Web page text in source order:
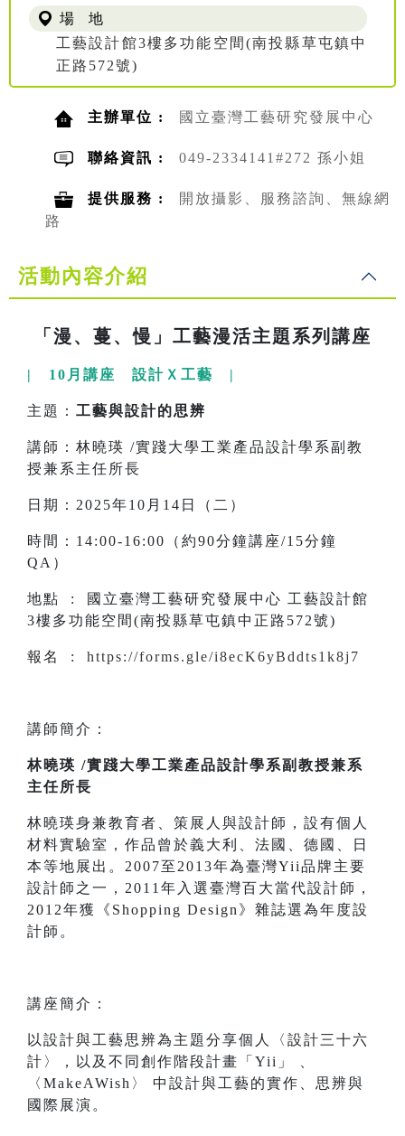
場 地
工藝設計館3樓多功能空間(南投縣草屯鎮中
正路572號)
主辦單位 : 國立臺灣工藝研究發展中心
聯絡資訊 : 049-2334141#272 孫小姐
提供服務 :
開放攝影、服務諮詢、無線網
路
活動內容介紹
「漫、蔓、慢」工藝漫活主題系列講座
| 10月講座 設計Ｘ工藝 |
主題： 工藝與設計的思辨
講師：林曉瑛 /實踐大學工業產品設計學系副教
授兼系主任所長
日期：2025年10月14日（二）
時間：14:00-16:00（約90分鐘講座/15分鐘
QA）
地點 : 國立臺灣工藝研究發展中心 工藝設計館
3樓多功能空間(南投縣草屯鎮中正路572號)
報名 : https://forms.gle/i8ecK6yBddts1k8j7
講師簡介：
林曉瑛 /實踐大學工業產品設計學系副教授兼系
主任所長
林曉瑛身兼教育者、策展人與設計師，設有個人
材料實驗室，作品曾於義大利、法國、德國、日
本等地展出。2007至2013年為臺灣Yii品牌主要
設計師之一，2011年入選臺灣百大當代設計師，
2012年獲《Shopping Design》雜誌選為年度設
計師。
講座簡介：
以設計與工藝思辨為主題分享個人〈設計三十六
計〉，以及不同創作階段計畫「Yii」 、
〈MakeAWish〉 中設計與工藝的實作、思辨與
國際展演。